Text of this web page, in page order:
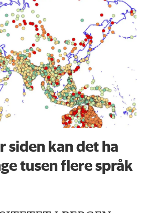
siden kan det ha
tusen flere språk